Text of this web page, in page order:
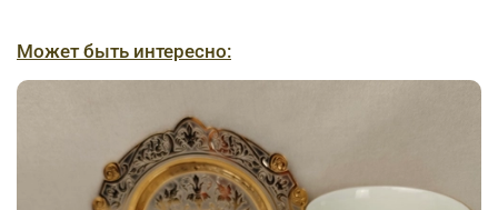
Может быть интересно: